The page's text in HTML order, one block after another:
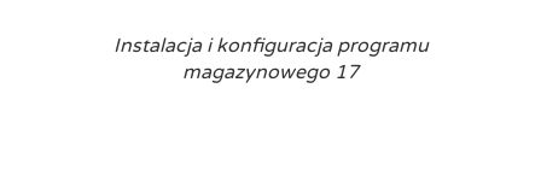
Instalacja i konfiguracja programu
magazynowego 17